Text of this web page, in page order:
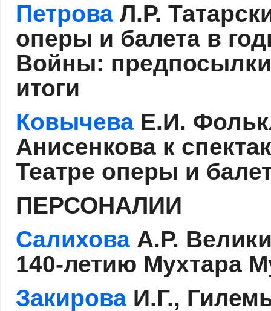
Петрова Л.Р.
оперы и балета в
Войны: предпосылки
итоги
Ковычева Е.И.
Анисенкова к
Театре оперы и
ПЕРСОНАЛИИ
Салихова А.Р.
140-летию Мухтара
Закирова И.Г.,